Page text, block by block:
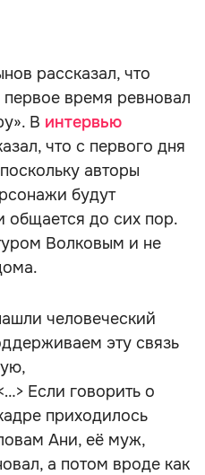
рассказал, что
время ревновал
В интервью
что с первого дня
авторы
будут
общается до сих пор.
Волковым и не
человеческий
эту связь
Если говорить о
приходилось
Ани, её муж,
а потом вроде как